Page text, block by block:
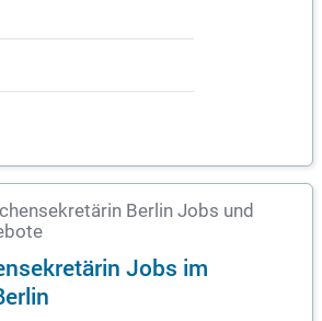
Berlin Jobs und
Jobs im